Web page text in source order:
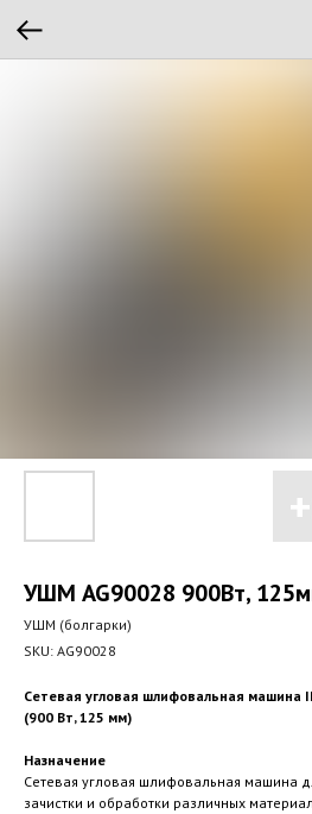
УШМ AG90028 900Вт,
УШМ (болгарки)
SKU: AG90028
Сетевая угловая шлифовальная машина
(900 Вт, 125 мм)
Назначение
Сетевая угловая шлифовальная машина
зачистки и обработки различных